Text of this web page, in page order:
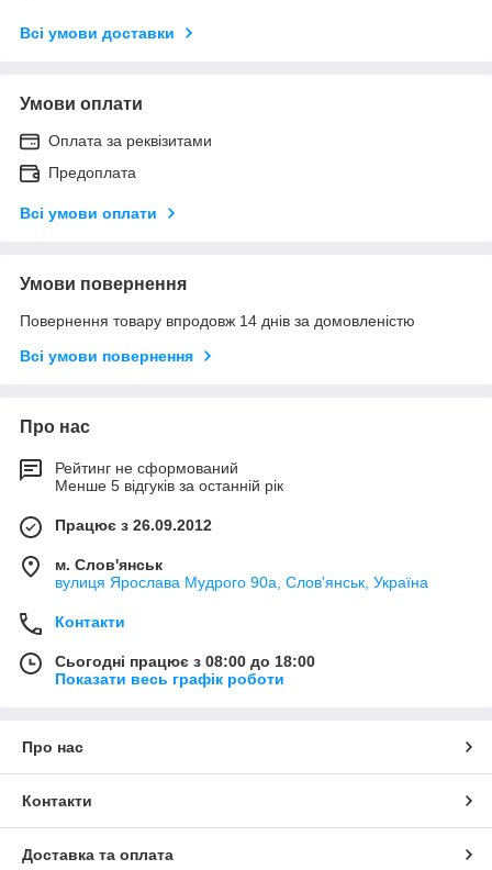
Всі умови доставки
Умови оплати
Оплата за реквізитами
Предоплата
Всі умови оплати
Умови повернення
Повернення товару впродовж 14 днів за домовленістю
Всі умови повернення
Про нас
Рейтинг не сформований
Менше 5 відгуків за останній рік
Працює з 26.09.2012
м. Слов'янськ
вулиця Ярослава Мудрого 90а, Слов'янськ, Україна
Контакти
Сьогодні працює з 08:00 до 18:00
Показати весь графік роботи
Про нас
Контакти
Доставка та оплата